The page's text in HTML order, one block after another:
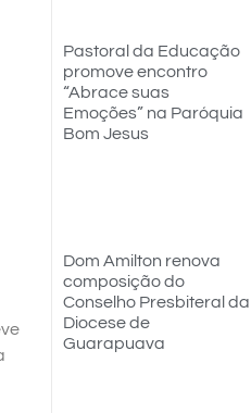
Pastoral da Educação
promove encontro
“Abrace suas
Emoções” na Paróquia
Bom Jesus
Dom Amilton renova
composição do
Conselho Presbiteral da
Diocese de
Guarapuava